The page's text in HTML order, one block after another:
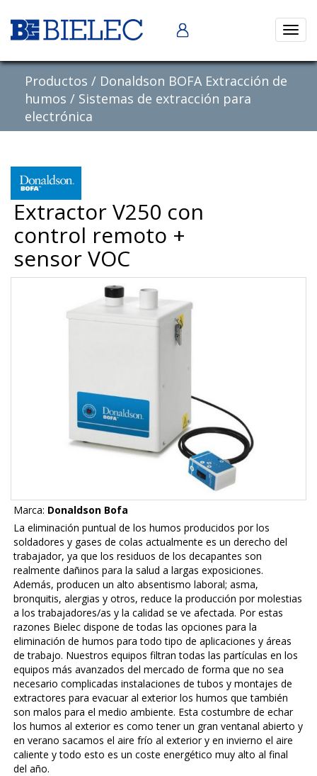
Abrir
Productos / Donaldson BOFA Extracción de
humos / Sistemas de extracción para
electrónica
Extractor V250 con
control remoto +
sensor VOC
Marca: Donaldson Bofa
La eliminación puntual de los humos producidos por los
soldadores y gases de colas actualmente es un derecho del
trabajador, ya que los residuos de los decapantes son
realmente dañinos para la salud a largas exposiciones.
Además, producen un alto absentismo laboral; asma,
bronquitis, alergias y otros, reduce la producción por molestias
a los trabajadores/as y la calidad se ve afectada. Por estas
razones Bielec dispone de todas las opciones para la
eliminación de humos para todo tipo de aplicaciones y áreas
de trabajo. Nuestros equipos filtran todas las partículas en los
equipos más avanzados del mercado de forma que no sea
necesario complicadas instalaciones de tubos y montajes de
extractores para evacuar al exterior los humos que también
son malos para el medio ambiente. Esta costumbre de echar
los humos al exterior es como tener un gran ventanal abierto y
en verano sacamos el aire frío al exterior y en invierno el aire
caliente y todo esto es un coste energético muy alto al final
del año.